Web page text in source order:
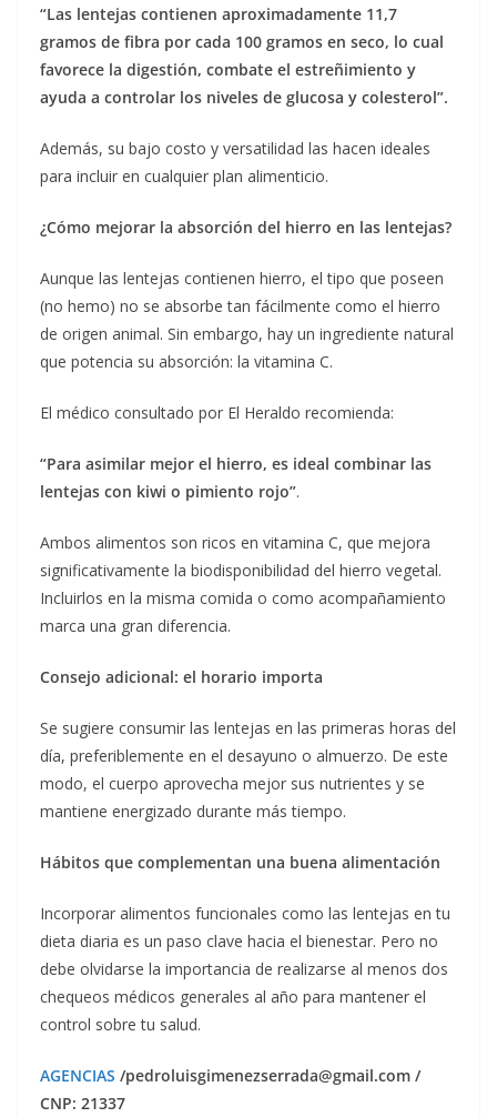
“Las lentejas contienen aproximadamente 11,7
gramos de fibra por cada 100 gramos en seco, lo cual
favorece la digestión, combate el estreñimiento y
ayuda a controlar los niveles de glucosa y colesterol”.
Además, su bajo costo y versatilidad las hacen ideales
para incluir en cualquier plan alimenticio.
¿Cómo mejorar la absorción del hierro en las lentejas?
Aunque las lentejas contienen hierro, el tipo que poseen
(no hemo) no se absorbe tan fácilmente como el hierro
de origen animal. Sin embargo, hay un ingrediente natural
que potencia su absorción: la vitamina C.
El médico consultado por El Heraldo recomienda:
“Para asimilar mejor el hierro, es ideal combinar las
lentejas con kiwi o pimiento rojo”.
Ambos alimentos son ricos en vitamina C, que mejora
significativamente la biodisponibilidad del hierro vegetal.
Incluirlos en la misma comida o como acompañamiento
marca una gran diferencia.
Consejo adicional: el horario importa
Se sugiere consumir las lentejas en las primeras horas del
día, preferiblemente en el desayuno o almuerzo. De este
modo, el cuerpo aprovecha mejor sus nutrientes y se
mantiene energizado durante más tiempo.
Hábitos que complementan una buena alimentación
Incorporar alimentos funcionales como las lentejas en tu
dieta diaria es un paso clave hacia el bienestar. Pero no
debe olvidarse la importancia de realizarse al menos dos
chequeos médicos generales al año para mantener el
control sobre tu salud.
AGENCIAS /pedroluisgimenezserrada@gmail.com /
CNP: 21337